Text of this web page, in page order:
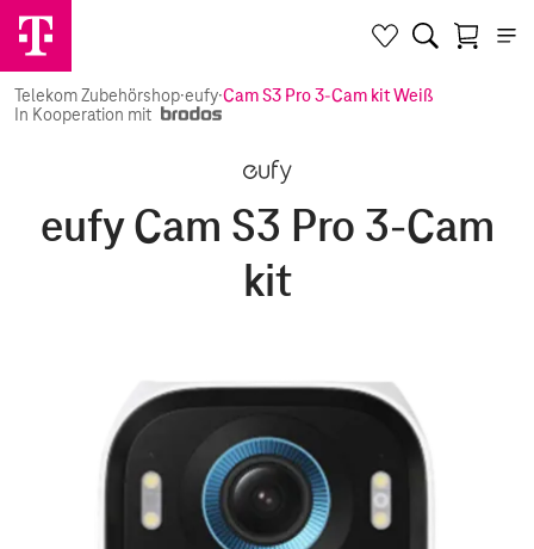
Telekom Zubehörshop·eufy·Cam S3 Pro 3-Cam kit Weiß
In Kooperation mit
eufy Cam S3 Pro 3-Cam
kit